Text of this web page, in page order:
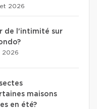
2026
de l'intimité sur
2026
maisons
en été?